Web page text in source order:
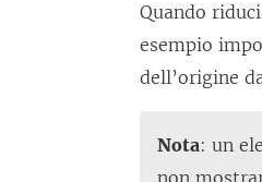
Quando
esempio
dell’origine
Nota: un
non